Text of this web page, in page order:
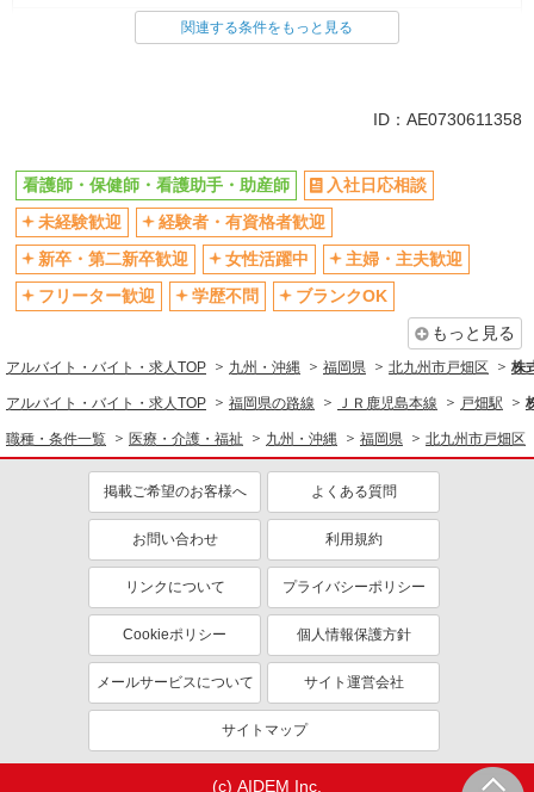
看護師・保健師・看護助手・助産師
交通費支給
社会保険あり
産休・育休取得実績あり
関連する条件をもっと見る
ID：AE0730611358
看護師・保健師・看護助手・助産師
入社日応相談
未経験歓迎
経験者・有資格者歓迎
新卒・第二新卒歓迎
女性活躍中
主婦・主夫歓迎
フリーター歓迎
学歴不問
ブランクOK
もっと見る
アルバイト・バイト・求人TOP 九州・沖縄 福岡県 北九州市戸畑区 株
アルバイト・バイト・求人TOP 福岡県の路線 ＪＲ鹿児島本線 戸畑駅
職種・条件一覧 医療・介護・福祉 九州・沖縄 福岡県 北九州市戸畑区
掲載ご希望のお客様へ よくある質問
お問い合わせ 利用規約
リンクについて プライバシーポリシー
Cookieポリシー 個人情報保護方針
メールサービスについて サイト運営会社
サイトマップ
(c) AIDEM Inc.